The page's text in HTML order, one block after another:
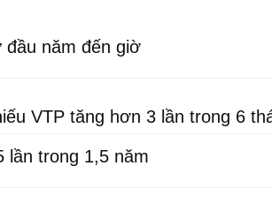
đầu năm đến giờ
VTP tăng hơn 3 lần trong 6
lần trong 1,5 năm